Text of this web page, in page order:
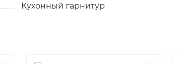
Кухонный гарнитур